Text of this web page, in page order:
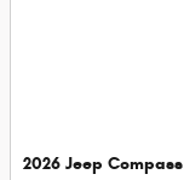
2026 Jeep